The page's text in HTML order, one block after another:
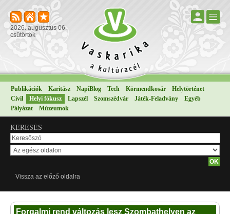
2026. augusztus 06.
csütörtök
Publikációk Karitász NapiBlog Tech Körmendkosár
Helytörténet
Civil
Helyi fókusz Lapszél Szomszédvár Játék-Feladvány
Egyéb
Pályázat
Múzeumok
KERESÉS
Vissza az előző oldalra
Forgalmi rend változás lesz Szombathelyen az